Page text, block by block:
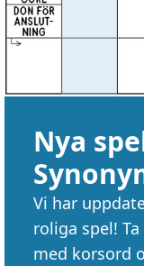
Nya
Vi har
roliga spel!
med korsord